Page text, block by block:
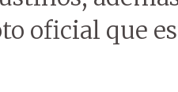
oficial que